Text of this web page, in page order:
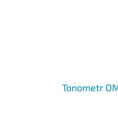
Tonometr